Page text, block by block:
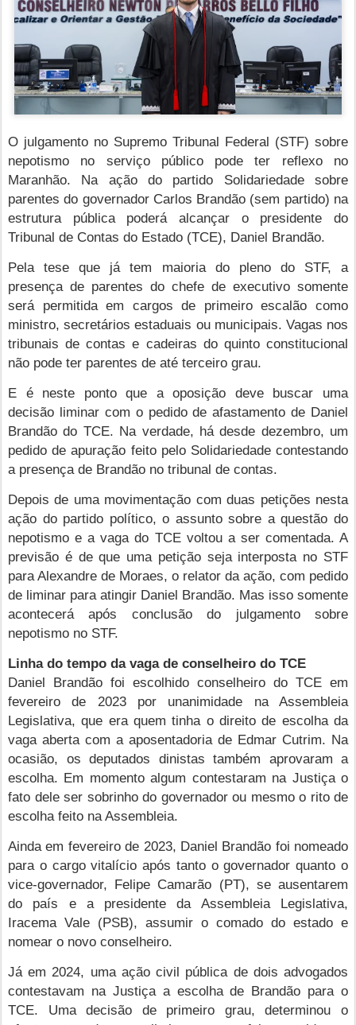
O julgamento no Supremo Tribunal Federal (STF) sobre
nepotismo no serviço público pode ter reflexo no
Maranhão. Na ação do partido Solidariedade sobre
parentes do governador Carlos Brandão (sem partido) na
estrutura pública poderá alcançar o presidente do
Tribunal de Contas do Estado (TCE), Daniel Brandão.
Pela tese que já tem maioria do pleno do STF, a
presença de parentes do chefe de executivo somente
será permitida em cargos de primeiro escalão como
ministro, secretários estaduais ou municipais. Vagas nos
tribunais de contas e cadeiras do quinto constitucional
não pode ter parentes de até terceiro grau.
E é neste ponto que a oposição deve buscar uma
decisão liminar com o pedido de afastamento de Daniel
Brandão do TCE. Na verdade, há desde dezembro, um
pedido de apuração feito pelo Solidariedade contestando
a presença de Brandão no tribunal de contas.
Depois de uma movimentação com duas petições nesta
ação do partido político, o assunto sobre a questão do
nepotismo e a vaga do TCE voltou a ser comentada. A
previsão é de que uma petição seja interposta no STF
para Alexandre de Moraes, o relator da ação, com pedido
de liminar para atingir Daniel Brandão. Mas isso somente
acontecerá após conclusão do julgamento sobre
nepotismo no STF.
Linha do tempo da vaga de conselheiro do TCE
Daniel Brandão foi escolhido conselheiro do TCE em
fevereiro de 2023 por unanimidade na Assembleia
Legislativa, que era quem tinha o direito de escolha da
vaga aberta com a aposentadoria de Edmar Cutrim. Na
ocasião, os deputados dinistas também aprovaram a
escolha. Em momento algum contestaram na Justiça o
fato dele ser sobrinho do governador ou mesmo o rito de
escolha feito na Assembleia.
Ainda em fevereiro de 2023, Daniel Brandão foi nomeado
para o cargo vitalício após tanto o governador quanto o
vice-governador, Felipe Camarão (PT), se ausentarem
do país e a presidente da Assembleia Legislativa,
Iracema Vale (PSB), assumir o comado do estado e
nomear o novo conselheiro.
Já em 2024, uma ação civil pública de dois advogados
contestavam na Justiça a escolha de Brandão para o
TCE. Uma decisão de primeiro grau, determinou o